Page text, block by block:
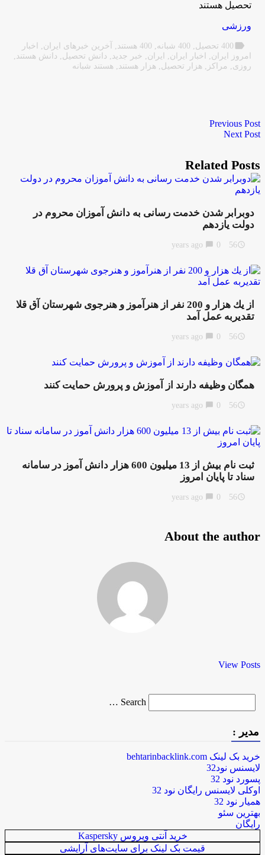
تحصیل هستند
ورزشی
label 400 تحصیل , 400 شبانه , 400 هستند , آخرین خبرهای ایران , اخبار
امروز ایران , اخبار ایران , ایران , خبر جدید, دانش تحصیل , دانش هستند,
روزی, مراکز, هزار تحصیل , هزار هستند, هستند شبانه
Previous Post
Next Post
Related Posts
دوبرابر شدن خدمت رسانی به دانش آموزان محروم در
دولت یازدهم
access_time
56 years ago
chat_bubble
از يك هزار و 200 نفر از هنرآموز و هنرجوی شهرستان آق قلا
تقدیربه عمل آمد
access_time
56 years ago
chat_bubble
همگان وظيفه دارند از آموزش و پرورش حمايت كنند
access_time
56 years ago
chat_bubble
ثبت نام بيش از 13 ميليون 600 هزار دانش آموز در سامانه
سناد تا پايان امروز
access_time
56 years ago
chat_bubble
About the author
View Posts
for
Search …
مدیر :
خرید بک لینک behtarinbacklink.com
لایسنس نود32
پسورد نود 32
اوکلی لایسنس رایگان نود 32
همیار نود 32
بهترین سئو
رایگان
خرید آنتی ویروس Kaspersky
قیمت بک لینک برای سایت‌های آرایشی